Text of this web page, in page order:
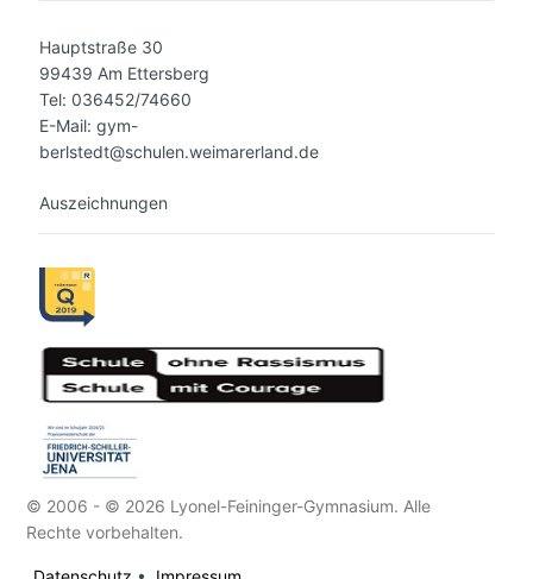
Hauptstraße 30
99439 Am Ettersberg
Tel: 036452/74660
E-Mail: gym-
berlstedt@schulen.weimarerland.de
Auszeichnungen
© 2006 - © 2026 Lyonel-Feininger-Gymnasium. Alle
Rechte vorbehalten.